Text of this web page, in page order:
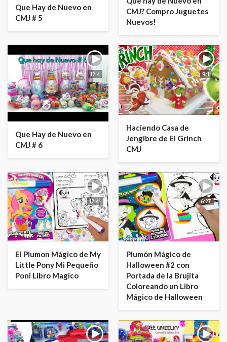
Que Hay de Nuevo en
CMJ # 5
CMJ? Compro Juguetes
Nuevos!
12:4
Que Hay de Nuevo en
CMJ # 6
9:1
Haciendo Casa de
Jengibre de El Grinch
CMJ
12:41
El Plumon Mágico de My
Little Pony Mi Pequeño
Poni Libro Magico
6:27
Plumón Mágico de
Halloween #2 con
Portada de la Brujita
Coloreando un Libro
Mágico de Halloween